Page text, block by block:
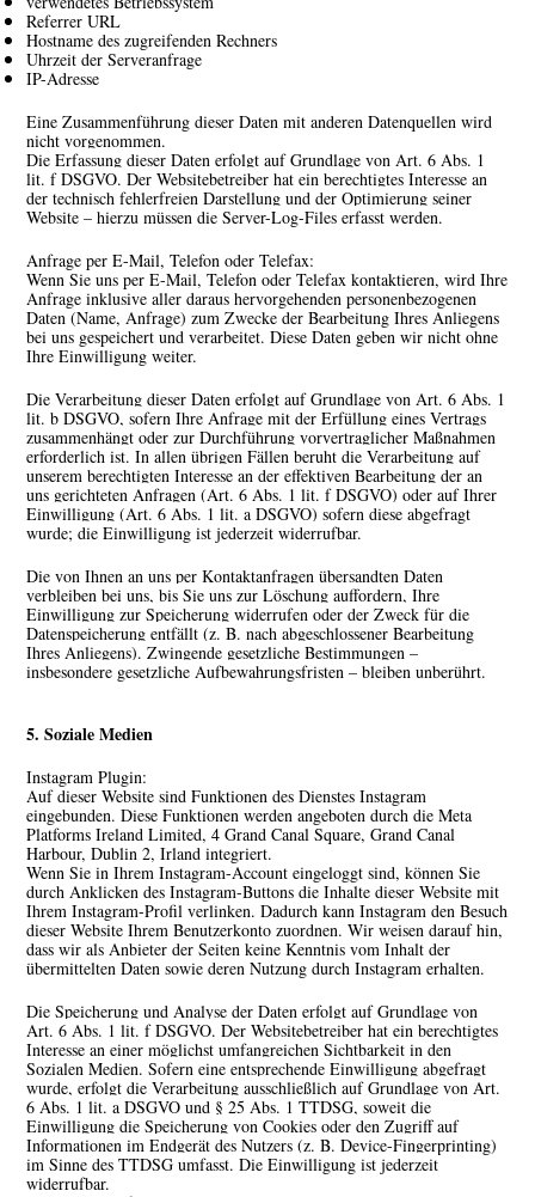
Referrer URL
Hostname des zugreifenden Rechners
Uhrzeit der Serveranfrage
IP-Adresse
Eine Zusammenführung dieser Daten mit anderen Datenquellen wird
nicht vorgenommen.
Die Erfassung dieser Daten erfolgt auf Grundlage von Art. 6 Abs. 1
lit. f DSGVO. Der Websitebetreiber hat ein berechtigtes Interesse an
der technisch fehlerfreien Darstellung und der Optimierung seiner
Website – hierzu müssen die Server-Log-Files erfasst werden.
Anfrage per E-Mail, Telefon oder Telefax:
Wenn Sie uns per E-Mail, Telefon oder Telefax kontaktieren, wird Ihre
Anfrage inklusive aller daraus hervorgehenden personenbezogenen
Daten (Name, Anfrage) zum Zwecke der Bearbeitung Ihres Anliegens
bei uns gespeichert und verarbeitet. Diese Daten geben wir nicht ohne
Ihre Einwilligung weiter.
Die Verarbeitung dieser Daten erfolgt auf Grundlage von Art. 6 Abs. 1
lit. b DSGVO, sofern Ihre Anfrage mit der Erfüllung eines Vertrags
zusammenhängt oder zur Durchführung vorvertraglicher Maßnahmen
erforderlich ist. In allen übrigen Fällen beruht die Verarbeitung auf
unserem berechtigten Interesse an der effektiven Bearbeitung der an
uns gerichteten Anfragen (Art. 6 Abs. 1 lit. f DSGVO) oder auf Ihrer
Einwilligung (Art. 6 Abs. 1 lit. a DSGVO) sofern diese abgefragt
wurde; die Einwilligung ist jederzeit widerrufbar.
Die von Ihnen an uns per Kontaktanfragen übersandten Daten
verbleiben bei uns, bis Sie uns zur Löschung auffordern, Ihre
Einwilligung zur Speicherung widerrufen oder der Zweck für die
Datenspeicherung entfällt (z. B. nach abgeschlossener Bearbeitung
Ihres Anliegens). Zwingende gesetzliche Bestimmungen –
insbesondere gesetzliche Aufbewahrungsfristen – bleiben unberührt.
5. Soziale Medien
Instagram Plugin:
Auf dieser Website sind Funktionen des Dienstes Instagram
eingebunden. Diese Funktionen werden angeboten durch die Meta
Platforms Ireland Limited, 4 Grand Canal Square, Grand Canal
Harbour, Dublin 2, Irland integriert.
Wenn Sie in Ihrem Instagram-Account eingeloggt sind, können Sie
durch Anklicken des Instagram-Buttons die Inhalte dieser Website mit
Ihrem Instagram-Profil verlinken. Dadurch kann Instagram den Besuch
dieser Website Ihrem Benutzerkonto zuordnen. Wir weisen darauf hin,
dass wir als Anbieter der Seiten keine Kenntnis vom Inhalt der
übermittelten Daten sowie deren Nutzung durch Instagram erhalten.
Die Speicherung und Analyse der Daten erfolgt auf Grundlage von
Art. 6 Abs. 1 lit. f DSGVO. Der Websitebetreiber hat ein berechtigtes
Interesse an einer möglichst umfangreichen Sichtbarkeit in den
Sozialen Medien. Sofern eine entsprechende Einwilligung abgefragt
wurde, erfolgt die Verarbeitung ausschließlich auf Grundlage von Art.
6 Abs. 1 lit. a DSGVO und § 25 Abs. 1 TTDSG, soweit die
Einwilligung die Speicherung von Cookies oder den Zugriff auf
Informationen im Endgerät des Nutzers (z. B. Device-Fingerprinting)
im Sinne des TTDSG umfasst. Die Einwilligung ist jederzeit
widerrufbar.